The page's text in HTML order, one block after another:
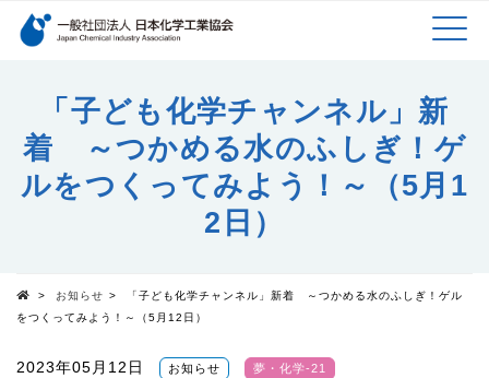
検索キーワード
U
「子ども化学チャンネル」新
着 ～つかめる水のふしぎ！ゲ
ルをつくってみよう！～（5月1
2日）
Top
> お知らせ >
「子ども化学チャンネル」新着 ～つかめる水のふしぎ！ゲル
をつくってみよう！～（5月12日）
2023年05月12日 お知らせ 夢・化学-21